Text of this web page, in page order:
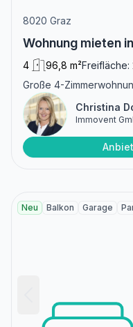
8020 Graz
Wohnung mieten
4 96,8 m²Freifläche:
Große 4-
Christina
Immovent
Neu Balkon Garage